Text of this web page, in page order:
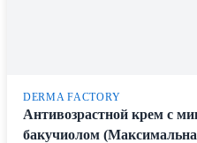
DERMA FACTORY
Антивозрастной крем с
бакучиолом